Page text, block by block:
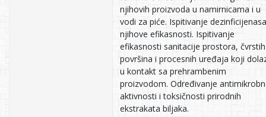
njihovih proizvoda u namirnicama i u
vodi za piće. Ispitivanje
njihove efikasnosti. Ispitivanje
efikasnosti sanitacije prostora, čvrstih
površina i procesnih uređaja koji
u kontakt sa prehrambenim
proizvodom. Određivanje
aktivnosti i toksičnosti prirodnih
ekstrakata biljaka.